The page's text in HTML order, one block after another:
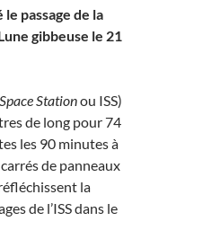
passage de la
gibbeuse le 21
Stationou ISS)
de long pour 74
les 90 minutes à
de panneaux
la
de l’ISS dans le